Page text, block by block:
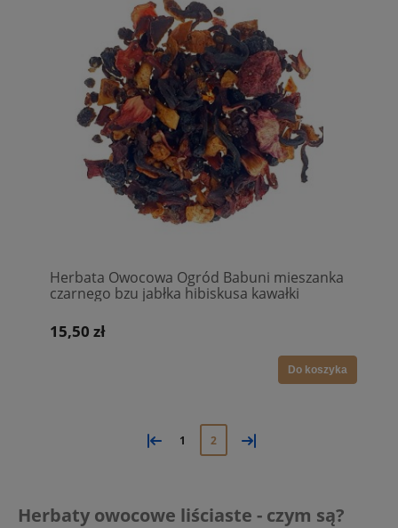
Herbata Owocowa Ogród Babuni mieszanka
czarnego bzu jabłka hibiskusa kawałki
truskawki
15,50 zł
Do koszyka
« 1 2 »
Herbaty owocowe liściaste - czym są?